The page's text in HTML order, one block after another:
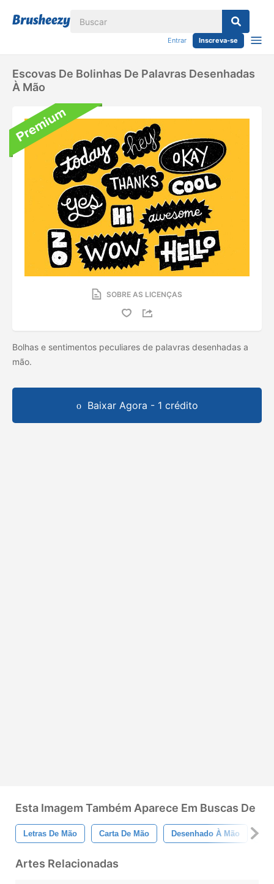
Entrar Inscreva-se
Escovas De Bolinhas De Palavras Desenhadas
À Mão
SOBRE AS LICENÇAS
Bolhas e sentimentos peculiares de palavras desenhadas a
mão.
Baixar Agora - 1 crédito
Esta Imagem Também Aparece Em Buscas De
Letras De Mão Carta De Mão Desenhado À Mão
Artes Relacionadas